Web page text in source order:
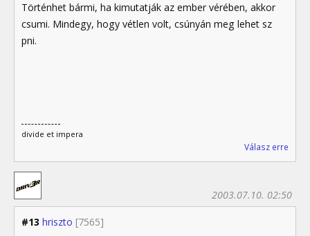
Történhet bármi, ha kimutatják az ember vérében, akkor
csumi. Mindegy, hogy vétlen volt, csúnyán meg lehet sz
pni.
divide et impera
Válasz erre
#13 hriszto [7565]
2003.07.10. 02:50